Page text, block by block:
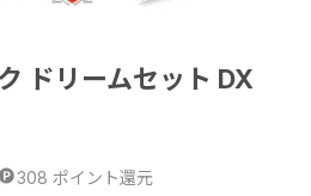
ドリームセット DX
308 ポイント還元